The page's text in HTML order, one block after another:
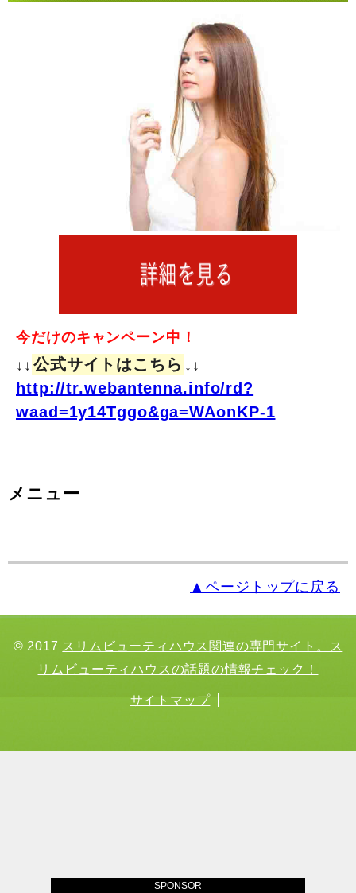
今だけのキャンペーン中！
↓↓ 公式サイトはこちら ↓↓
http://tr.webantenna.info/rd?
waad=1y14Tggo&ga=WAonKP-1
メニュー
▲ページトップに戻る
© 2017 スリムビューティハウス関連の専門サイト。ス
リムビューティハウスの話題の情報チェック！
サイトマップ
SPONSOR